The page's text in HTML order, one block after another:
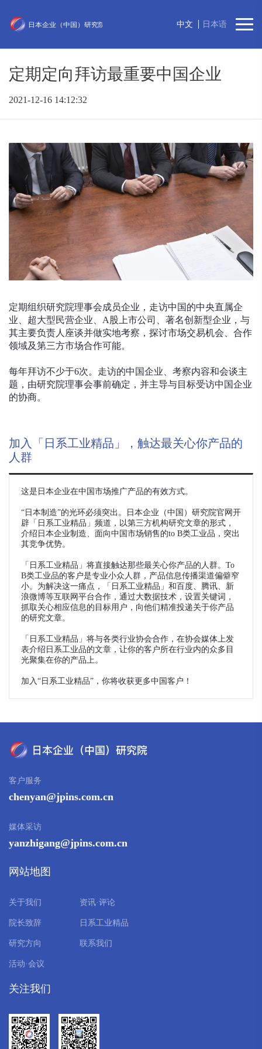
中文 日本语
定期定向拜访最重要中国企业
2021-12-16 14:12:32
定期组织研究院理事会成员企业，走访中国的中央直属企
业、超大型民营企业、A股上市公司、著名创新型企业，与
其主要负责人座谈并做实地考察，探讨市场交易机会、合作
领域及第三方市场合作可能。
每年拜访不少于6次。走访的中国企业、考察内容和会谈主
题，由研究院理事会事前确定，并主导与目标受访中国企业
的协商。
加入「日系工业精品」，触达最关心你产品的
人群
这是日本企业在中国市场推广产品的有效方式。
“日本制造”的光环必须突出。日本企业（中国）研究院官网开
辟「日系工业精品」频道，以第三方机构研究文章的形式，
介绍日本企业制造、面向中国市场销售的to B类工业品，突出
其竞争优势。
「日系工业精品」将直接触达那些最关心你产品的人群。To
B类工业品的客户是专业小众人群，产品信息传播渠道偏僻窄
小。为解决这一痛点，「日系工业精品」和百度、腾讯、新
浪微博等互联网平台合作，通过大数据技术，设置关键词，
抓取关心相应信息的目标用户，向他们精准投递关于你产品
的研究文章。
「日系工业精品」将与各类行业协会合作，在协会媒体上发
表介绍日系工业品的文章，让你的客户所在行业内的众多目
光聚集在你的产品上。
加入“日系工业精品”，你将收获更多中国客户！
客户服务
chenyan@jpins.com.cn
媒体采访
yanzhigang@jpins.com.cn
网站地图
关于我们
院长致辞
研究方向
活动·会议
资讯·评论
日系工业精品
联系我们
关注我们